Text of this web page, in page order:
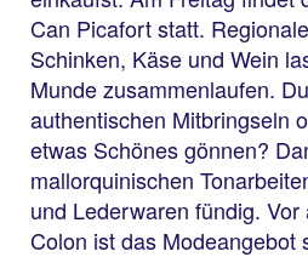
Can Picafort statt.
Schinken, Käse und Wein
Munde zusammenlaufen.
authentischen Mitbringseln
etwas Schönes gönnen?
mallorquinischen
und Lederwaren fündig. Vor
Colon ist das Modeangebot